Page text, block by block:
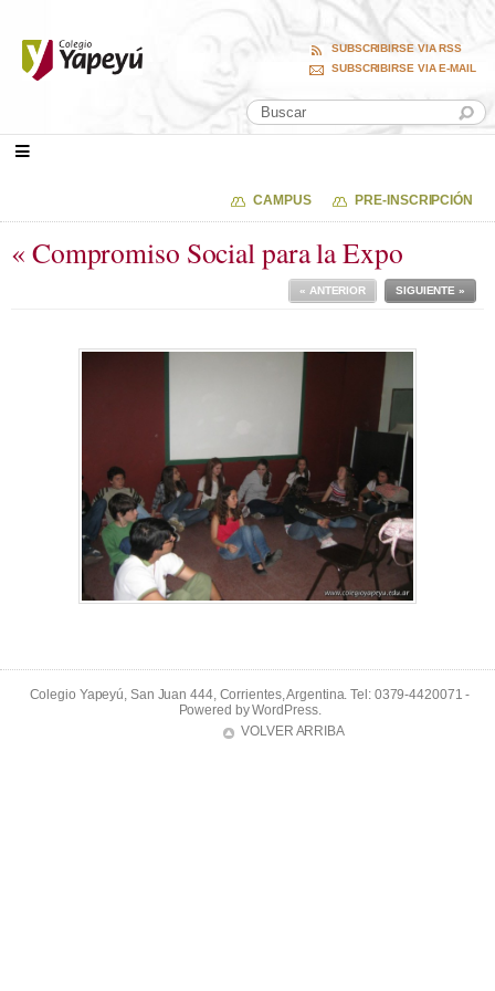
SUBSCRIBIRSE VIA RSS
SUBSCRIBIRSE VIA E-MAIL
CAMPUS PRE-INSCRIPCIÓN
« Compromiso Social para la Expo
SIGUIENTE »
« ANTERIOR
Colegio Yapeyú, San Juan 444, Corrientes, Argentina. Tel: 0379-4420071 -
Powered byWordPress.
VOLVER ARRIBA